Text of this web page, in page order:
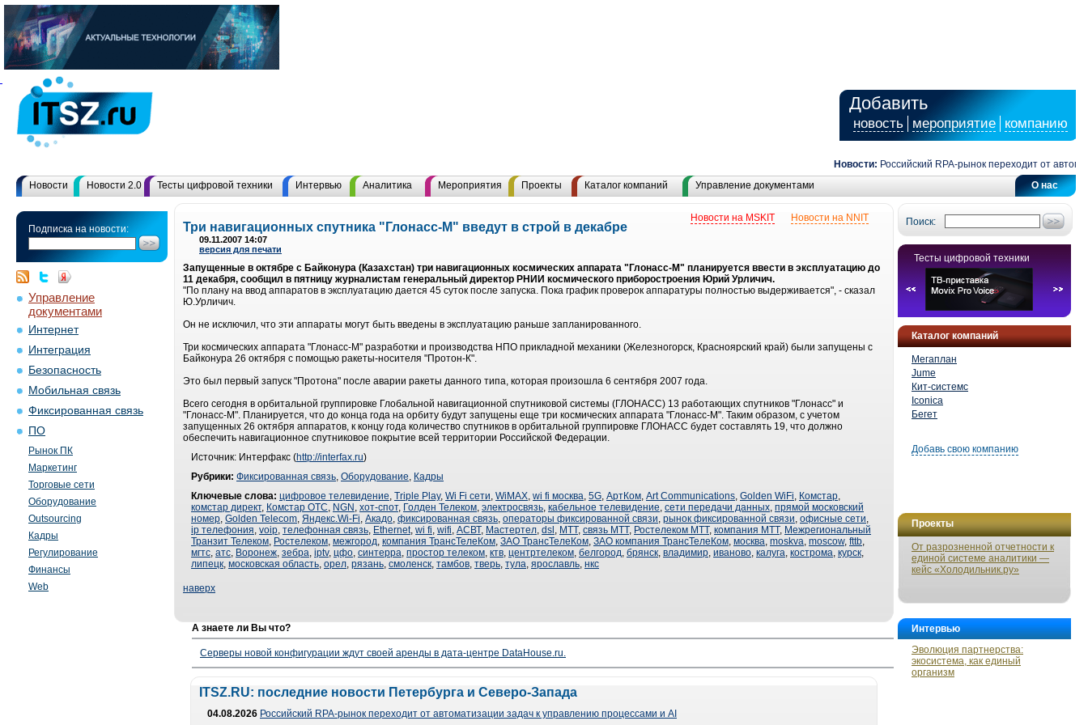
Добавить
новость мероприятие компанию
Новости: Российский RPA-рынок переходит от
О нас
Новости Новости 2.0 Тесты цифровой техники Интервью Аналитика Мероприятия Проекты Каталог компаний Управление документами
Подписка на новости:
Управление
документами
Интернет
Интеграция
Безопасность
Мобильная связь
Фиксированная связь
ПО
Рынок ПК
Маркетинг
Торговые сети
Оборудование
Outsourcing
Кадры
Регулирование
Финансы
Web
Поиск:
Тесты цифровой техники
Каталог компаний
Мегаплан
Jume
Кит-системс
Iconica
Бегет
Добавь свою компанию
Проекты
От разрозненной отчетности к
единой системе аналитики —
кейс «Холодильник.ру»
Интервью
Эволюция партнерства:
экосистема, как единый
организм
Новости на NNIT
Новости на MSKIT
Три навигационных спутника "Глонасс-М" введут в строй в декабре
09.11.2007 14:07
версия для печати
Запущенные в октябре с Байконура (Казахстан) три навигационных космических аппарата "Глонасс-М" планируется ввести в эксплуатацию до
11 декабря, сообщил в пятницу журналистам генеральный директор РНИИ космического приборостроения Юрий Урличич.
"По плану на ввод аппаратов в эксплуатацию дается 45 суток после запуска. Пока график проверок аппаратуры полностью выдерживается", - сказал
Ю.Урличич.
Он не исключил, что эти аппараты могут быть введены в эксплуатацию раньше запланированного.
Три космических аппарата "Глонасс-М" разработки и производства НПО прикладной механики (Железногорск, Красноярский край) были запущены с
Байконура 26 октября с помощью ракеты-носителя "Протон-К".
Это был первый запуск "Протона" после аварии ракеты данного типа, которая произошла 6 сентября 2007 года.
Всего сегодня в орбитальной группировке Глобальной навигационной спутниковой системы (ГЛОНАСС) 13 работающих спутников "Глонасс" и
"Глонасс-М". Планируется, что до конца года на орбиту будут запущены еще три космических аппарата "Глонасс-М". Таким образом, с учетом
запущенных 26 октября аппаратов, к концу года количество спутников в орбитальной группировке ГЛОНАСС будет составлять 19, что должно
обеспечить навигационное спутниковое покрытие всей территории Российской Федерации.
Источник: Интерфакс (http://interfax.ru)
Рубрики: Фиксированная связь, Оборудование, Кадры
Ключевые слова: цифровое телевидение, Triple Play, Wi Fi сети, WiMAX, wi fi москва, 5G, АртКом, Art Communications, Golden WiFi, Комстар,
комстар директ, Комстар ОТС, NGN , хот-спот, Голден Телеком, электросвязь, кабельное телевидение, сети передачи данных, прямой московский
номер, Golden Telecom, Яндекс.Wi-Fi, Акадо, фиксированная связь, операторы фиксированной связи, рынок фиксированной связи, офисные сети,
ip телефония, voip, телефонная связь, Ethernet, wi fi, wifi, АСВТ, Мастертел, dsl , МТТ, связь МТТ, Ростелеком МТТ, компания МТТ, Межрегиональный
Транзит Телеком, Ростелеком, межгород, компания ТрансТелеКом, ЗАО ТрансТелеКом, ЗАО компания ТрансТелеКом, москва, moskva, moscow, fttb,
мгтс, атс, Воронеж, зебра, iptv, цфо, синтерра, простор телеком, ктв, центртелеком, белгород, брянск, владимир, иваново, калуга, кострома, курск,
липецк, московская область, орел, рязань, смоленск, тамбов, тверь, тула, ярославль, нкс
наверх
А знаете ли Вы что?
Серверы новой конфигурации ждут своей аренды в дата-центре DataHouse.ru.
ITSZ.RU: последние новости Петербурга и Северо-Запада
04.08.2026 Российский RPA-рынок переходит от автоматизации задач к управлению процессами и AI